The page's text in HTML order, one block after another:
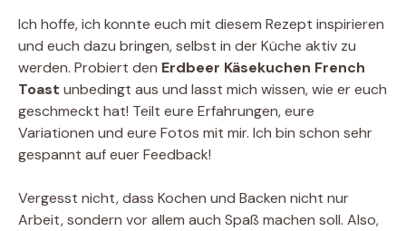
Ich hoffe, ich konnte euch mit diesem Rezept inspirieren
und euch dazu bringen, selbst in der Küche aktiv zu
werden. Probiert den Erdbeer Käsekuchen French
Toast unbedingt aus und lasst mich wissen, wie er euch
geschmeckt hat! Teilt eure Erfahrungen, eure
Variationen und eure Fotos mit mir. Ich bin schon sehr
gespannt auf euer Feedback!
Vergesst nicht, dass Kochen und Backen nicht nur
Arbeit, sondern vor allem auch Spaß machen soll. Also,